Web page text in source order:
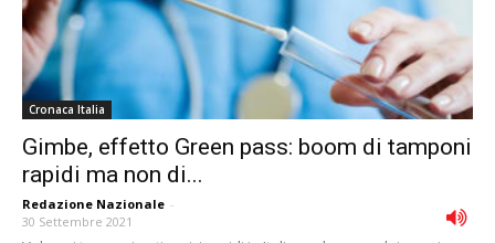
Cronaca Italia
Gimbe, effetto Green pass: boom di tamponi
rapidi ma non di...
Redazione Nazionale -
30 Settembre 2021